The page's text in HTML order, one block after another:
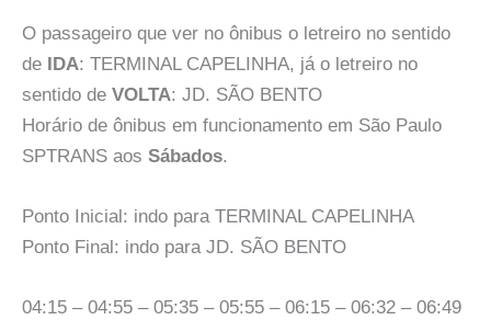
O passageiro que ver no ônibus o letreiro no sentido
de IDA: TERMINAL CAPELINHA, já o letreiro no
sentido de VOLTA: JD. SÃO BENTO
Horário de ônibus em funcionamento em São Paulo
SPTRANS aos Sábados.
Ponto Inicial: indo para TERMINAL CAPELINHA
Ponto Final: indo para JD. SÃO BENTO
04:15 – 04:55 – 05:35 – 05:55 – 06:15 – 06:32 – 06:49